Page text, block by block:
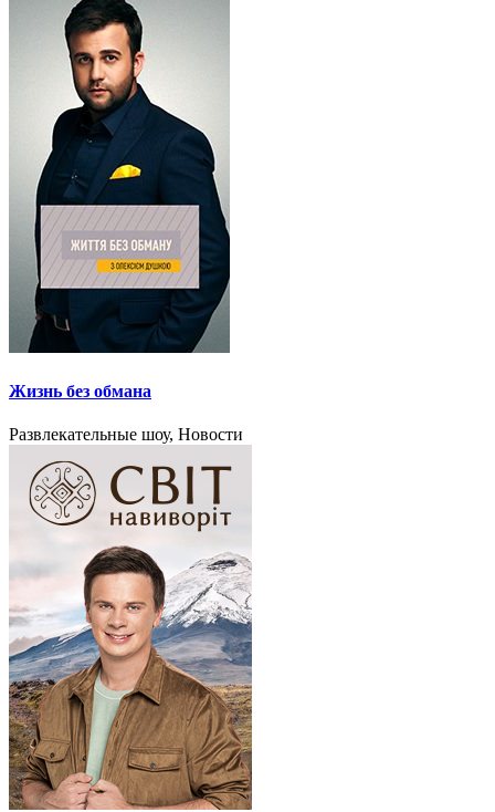
Жизнь без обмана
Развлекательные шоу, Новости